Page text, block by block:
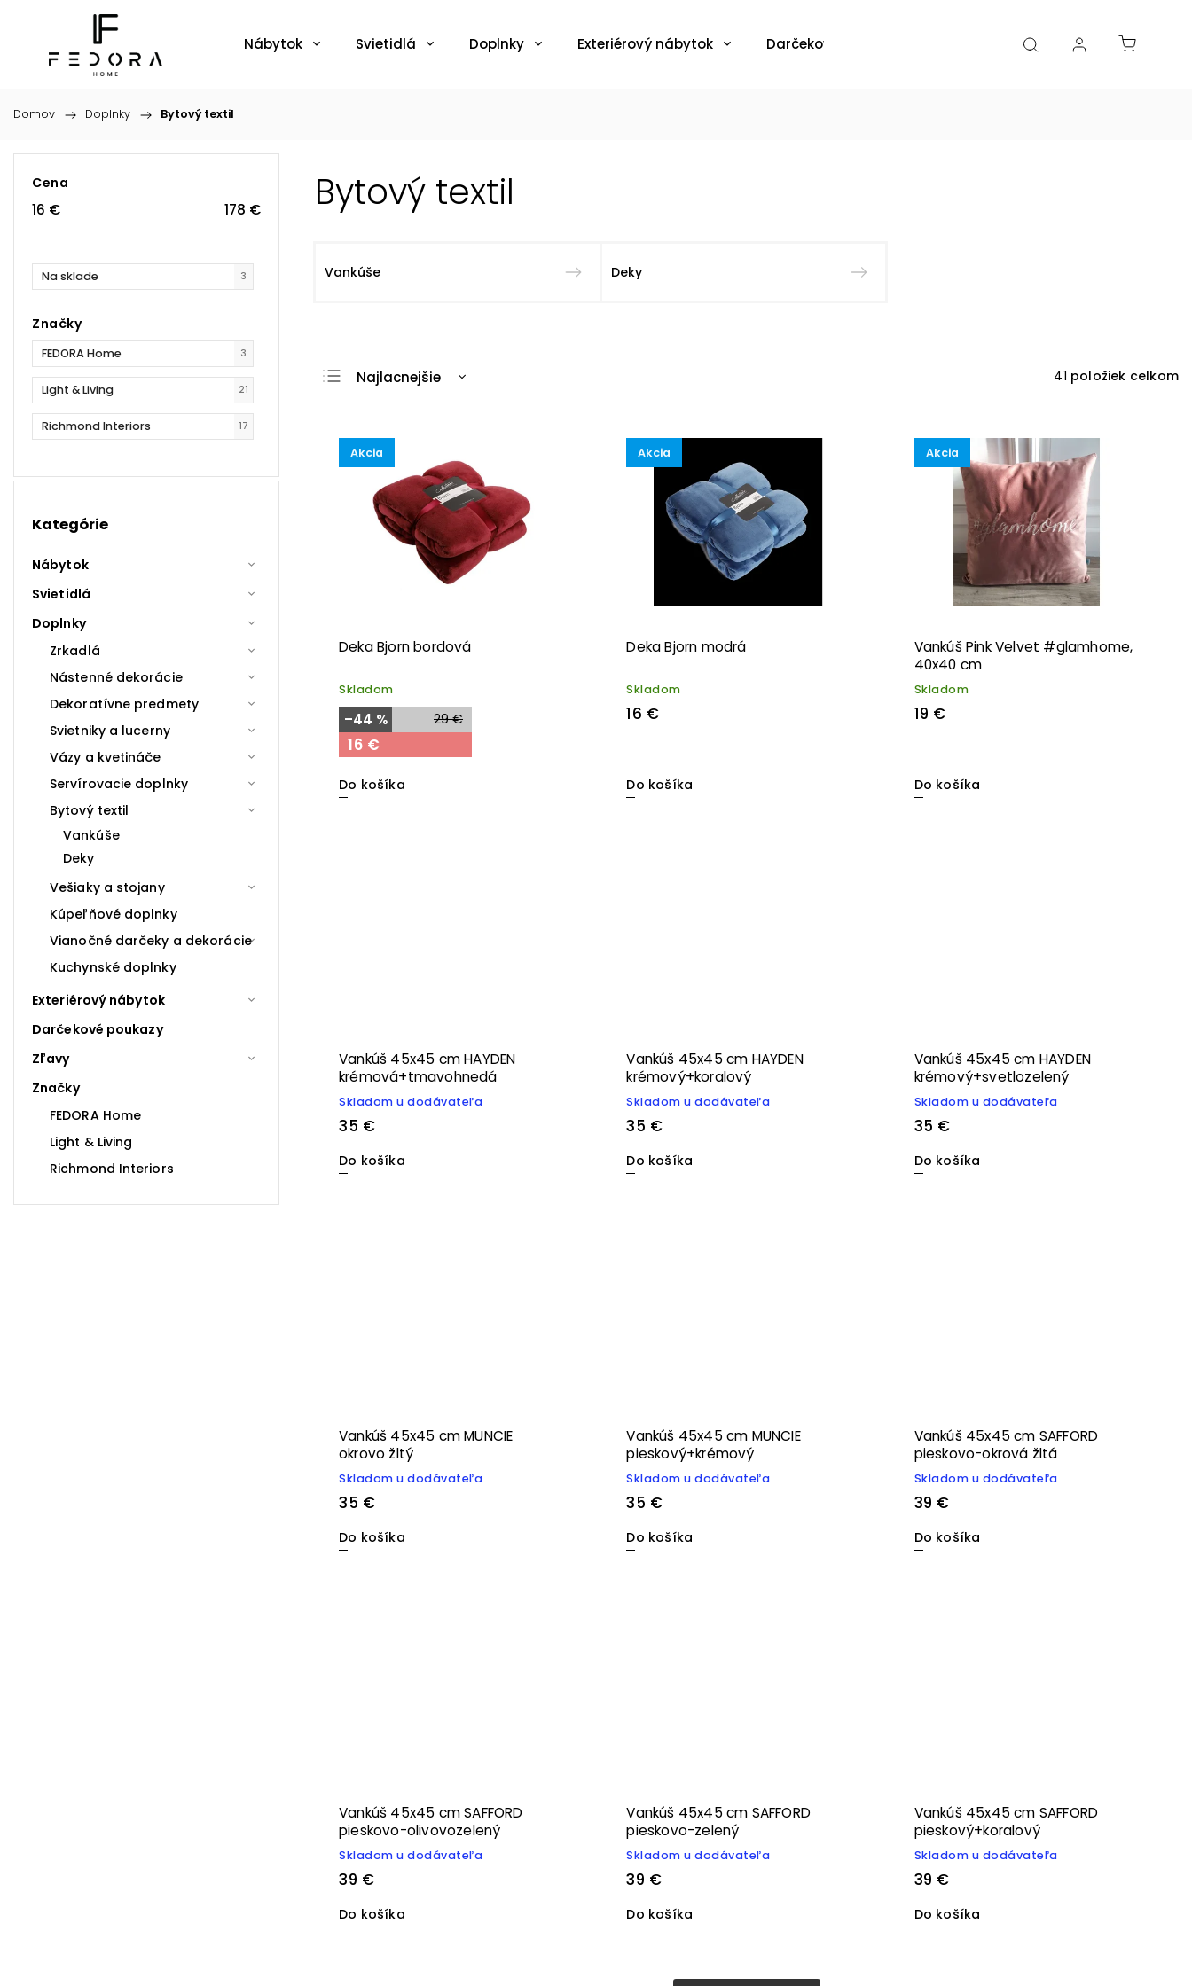
Nábytok Svietidlá Doplnky Exteriérový nábytok Darčekové poukazy Katalógy Blogy
Domov / Doplnky / Bytový textil
Cena
16 € 178 €
Na sklade 3
Značky
FEDORA Home 3
Light & Living 21
Richmond Interiors 17
Kategórie
Nábytok
Svietidlá
Doplnky
Zrkadlá
Nástenné dekorácie
Dekoratívne predmety
Svietniky a lucerny
Vázy a kvetináče
Servírovacie doplnky
Bytový textil
Vankúše
Deky
Vešiaky a stojany
Kúpeľňové doplnky
Vianočné darčeky a dekorácie
Kuchynské doplnky
Exteriérový nábytok
Darčekové poukazy
Zľavy
Značky
FEDORA Home
Light & Living
Richmond Interiors
Bytový textil
Vankúše Deky
Najlacnejšie
Najpredávanejšie
Abecedne
41 položiek celkom
Akcia
Deka Bjorn bordová
Skladom
29 €
–44 %
16 €
Do košíka
Akcia
Deka Bjorn modrá
Skladom
16 €
Do košíka
Akcia
Vankúš Pink Velvet #glamhome,
40x40 cm
Skladom
19 €
Do košíka
Vankúš 45x45 cm HAYDEN
krémová+tmavohnedá
Skladom u dodávateľa
35 €
Do košíka
Vankúš 45x45 cm HAYDEN
krémový+koralový
Skladom u dodávateľa
35 €
Do košíka
Vankúš 45x45 cm HAYDEN
krémový+svetlozelený
Skladom u dodávateľa
35 €
Do košíka
Vankúš 45x45 cm MUNCIE
okrovo žltý
Skladom u dodávateľa
35 €
Do košíka
Vankúš 45x45 cm MUNCIE
pieskový+krémový
Skladom u dodávateľa
35 €
Do košíka
Vankúš 45x45 cm SAFFORD
pieskovo-okrová žltá
Skladom u dodávateľa
39 €
Do košíka
Vankúš 45x45 cm SAFFORD
pieskovo-olivovozelený
Skladom u dodávateľa
39 €
Do košíka
Vankúš 45x45 cm SAFFORD
pieskovo-zelený
Skladom u dodávateľa
39 €
Do košíka
Vankúš 45x45 cm SAFFORD
pieskový+koralový
Skladom u dodávateľa
39 €
Do košíka